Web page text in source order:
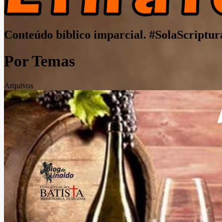
Conteúdo bíblico imparcial.
Por Temas
Arquivos